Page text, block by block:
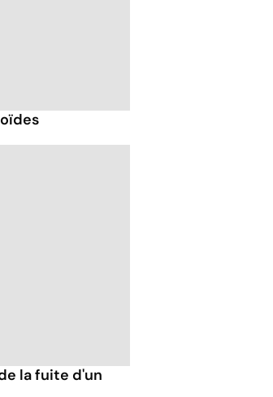
la fuite d'un